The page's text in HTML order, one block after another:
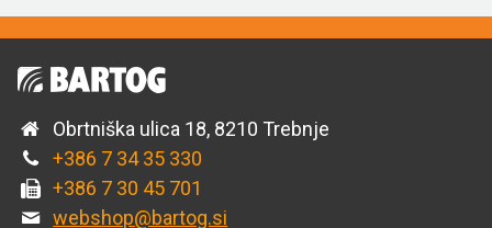
Obrtniška ulica 18, 8210 Trebnje
+386 7 34 35 330
+386 7 30 45 701
webshop@bartog.si